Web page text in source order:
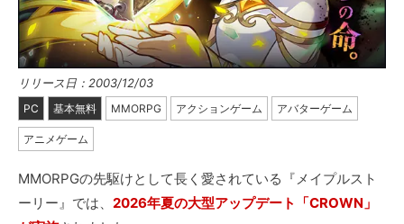
リリース日：2003/12/03
PC 基本無料 MMORPG アクションゲーム アバターゲーム
アニメゲーム
MMORPGの先駆けとして長く愛されている『メイプルスト
ーリー』では、 2026年夏の大型アップデート「CROWN」